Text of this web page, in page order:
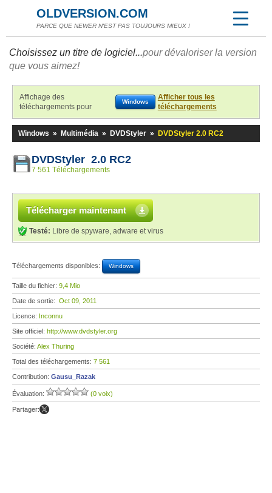
OLDVERSION.COM
PARCE QUE NEWER N'EST PAS TOUJOURS MIEUX !
Choisissez un titre de logiciel...pour dévaloriser la version
que vous aimez!
Affichage des
téléchargements pour
Windows
Afficher tous les
téléchargements
Windows » Multimédia » DVDStyler » DVDStyler 2.0 RC2
DVDStyler 2.0 RC2
7 561 Téléchargements
Télécharger maintenant
Testé: Libre de spyware, adware et virus
Téléchargements disponibles: Windows
Taille du fichier: 9,4 Mio
Date de sortie: Oct 09, 2011
Licence: Inconnu
Site officiel: http://www.dvdstyler.org
Société: Alex Thuring
Total des téléchargements: 7 561
Contribution: Gausu_Razak
Évaluation: (0 voix)
Partager: